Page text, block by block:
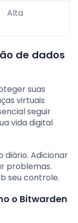
Alta
de dados
suas
virtuais
seguir
vida digital
diário. Adicionar
problemas.
seu controle.
o Bitwarden